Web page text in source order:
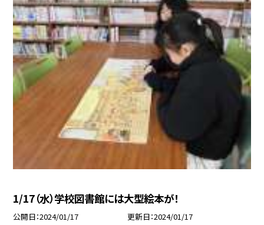
1/17（水）学校図書館には大型絵本が！
公開日 2024/01/17 更新日 2024/01/17